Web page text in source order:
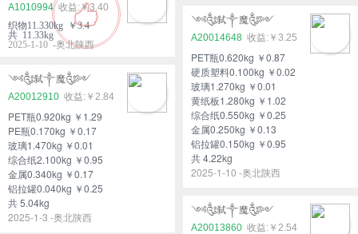
A1010994
￥3.40
织物11.330kg ￥3.4
共 11.33kg
2025-1-10 -奥北陕西
༺༃弑༒魔༃༻
A20014648
￥3.25
PET瓶0.620kg ￥0.87
硬质塑料0.100kg ￥0.02
玻璃1.270kg ￥0.01
黄纸板1.280kg ￥1.02
综合纸0.550kg ￥0.25
金属0.250kg ￥0.13
铝拉罐0.150kg ￥0.95
共 4.22kg
2025-1-10 -奥北陕西
༺༃弑༒魔༃༻
A20012910
￥2.84
PET瓶0.920kg ￥1.29
PE瓶0.170kg ￥0.17
玻璃1.470kg ￥0.01
综合纸2.100kg ￥0.95
金属0.340kg ￥0.17
铝拉罐0.040kg ￥0.25
共 5.04kg
2025-1-3 -奥北陕西
༺༃弑༒魔༃༻
A20013860
￥2.54